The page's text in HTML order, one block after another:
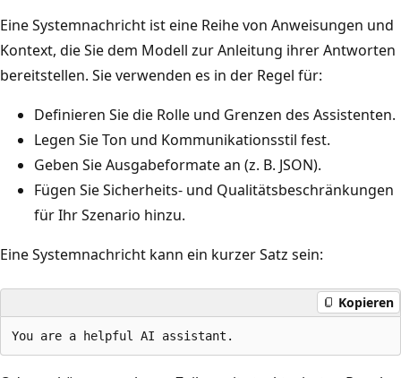
Eine Systemnachricht ist eine Reihe von Anweisungen und
Kontext, die Sie dem Modell zur Anleitung ihrer Antworten
bereitstellen. Sie verwenden es in der Regel für:
Definieren Sie die Rolle und Grenzen des Assistenten.
Legen Sie Ton und Kommunikationsstil fest.
Geben Sie Ausgabeformate an (z. B. JSON).
Fügen Sie Sicherheits- und Qualitätsbeschränkungen
für Ihr Szenario hinzu.
Eine Systemnachricht kann ein kurzer Satz sein:
Kopieren